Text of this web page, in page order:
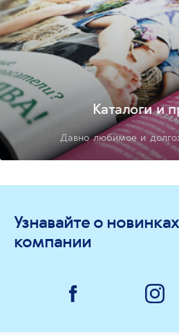
Каталоги и
Давно любимое и
Узнавайте о
компании